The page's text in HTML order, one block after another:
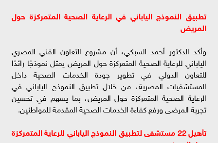
تطبيق النموذج الياباني في الرعاية الصحية المتمركزة حول
المريض
وأكد الدكتور أحمد السبكي، أن مشروع التعاون الفني المصري
الياباني للرعاية الصحية المتمركزة حول المريض يمثل نموذجًا رائدًا
للتعاون الدولي في تطوير جودة الخدمات الصحية داخل
المستشفيات المصرية، من خلال تطبيق النموذج الياباني في
الرعاية الصحية المتمركزة حول المريض، بما يسهم في تحسين
تجربة المرضى ورفع كفاءة الخدمات الصحية المقدمة للمواطنين.
تأهيل 22 مستشفى لتطبيق النموذج الياباني للرعاية المتمركزة